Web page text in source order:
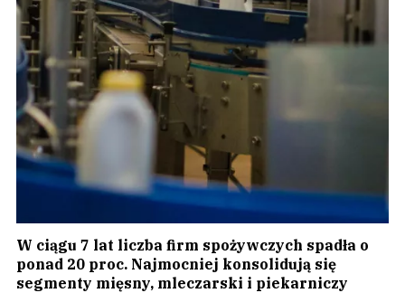
W ciągu 7 lat liczba firm spożywczych spadła o
ponad 20 proc. Najmocniej konsolidują się
segmenty mięsny, mleczarski i piekarniczy